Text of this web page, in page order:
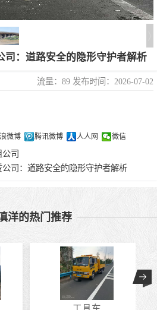
司：道路安全的隐形守护者解析
流量：89 发布时间：2026-07-02
微博 腾讯微博 人人网 微信
司
司：道路安全的隐形守护者解析
洋的热门推荐